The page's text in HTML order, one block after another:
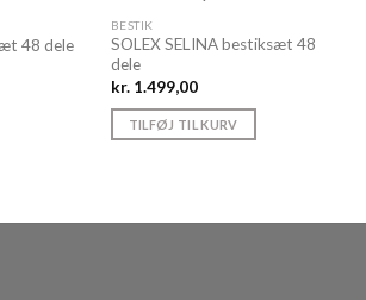
48 dele
BESTIK
SOLEX SELINA bestiksæt 48
dele
kr.1.499,00
TILFØJ TIL KURV